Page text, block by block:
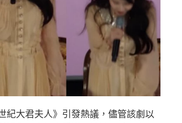
紀大君夫人》引發熱議，儘管該劇以